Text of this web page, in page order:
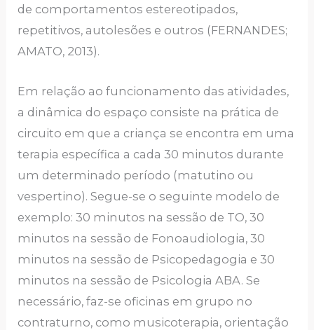
de comportamentos estereotipados,
repetitivos, autolesões e outros (FERNANDES;
AMATO, 2013).
Em relação ao funcionamento das atividades,
a dinâmica do espaço consiste na prática de
circuito em que a criança se encontra em uma
terapia específica a cada 30 minutos durante
um determinado período (matutino ou
vespertino). Segue-se o seguinte modelo de
exemplo: 30 minutos na sessão de TO, 30
minutos na sessão de Fonoaudiologia, 30
minutos na sessão de Psicopedagogia e 30
minutos na sessão de Psicologia ABA. Se
necessário, faz-se oficinas em grupo no
contraturno, como musicoterapia, orientação